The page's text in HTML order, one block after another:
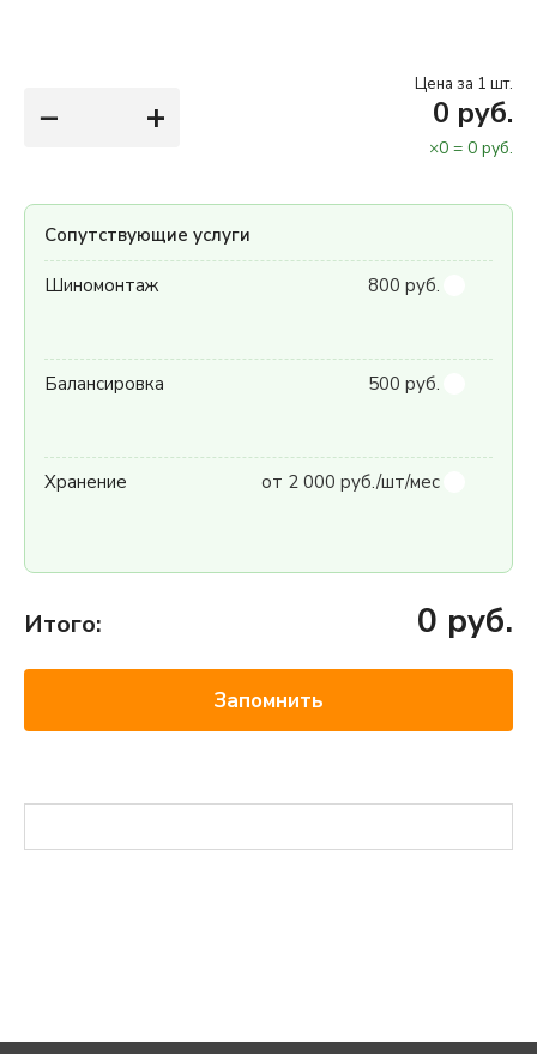
− +
Цена за 1 шт.
0 руб.
×0 = 0 руб.
Сопутствующие услуги
Шиномонтаж 800 руб.
Балансировка 500 руб.
Хранение от 2 000 руб./шт/мес
Итого: 0 руб.
Запомнить